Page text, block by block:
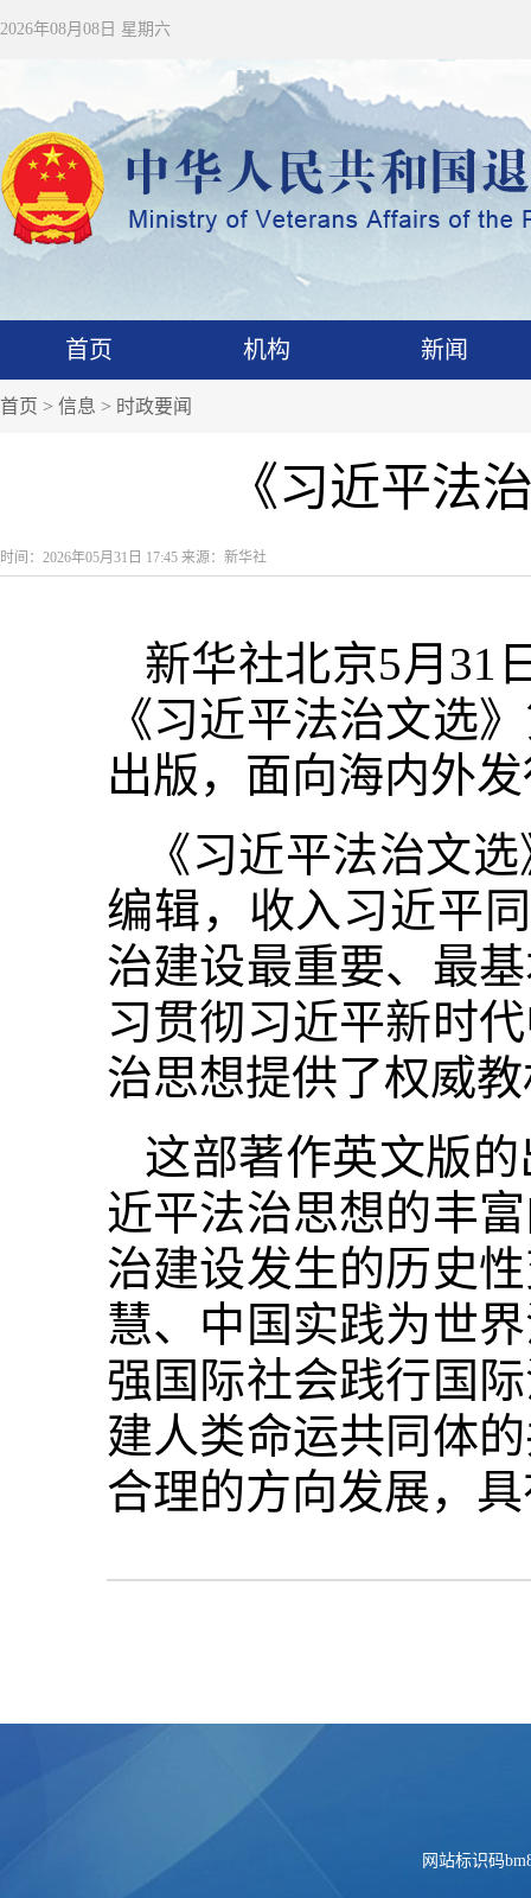
2026年08月08日 星期六
首页 机构 新闻
首页 > 信息 > 时政要闻
《习近平法
时间：2026年05月31日 17:45 来源：新华社
新华社北京5月31
《习近平法治文选
出版，面向海内外
《习近平法治文
编辑，收入习近平
治建设最重要、最
习贯彻习近平新时
治思想提供了权威
这部著作英文版
近平法治思想的丰
治建设发生的历史
慧、中国实践为世
强国际社会践行国
建人类命运共同体
合理的方向发展，
网站标识码